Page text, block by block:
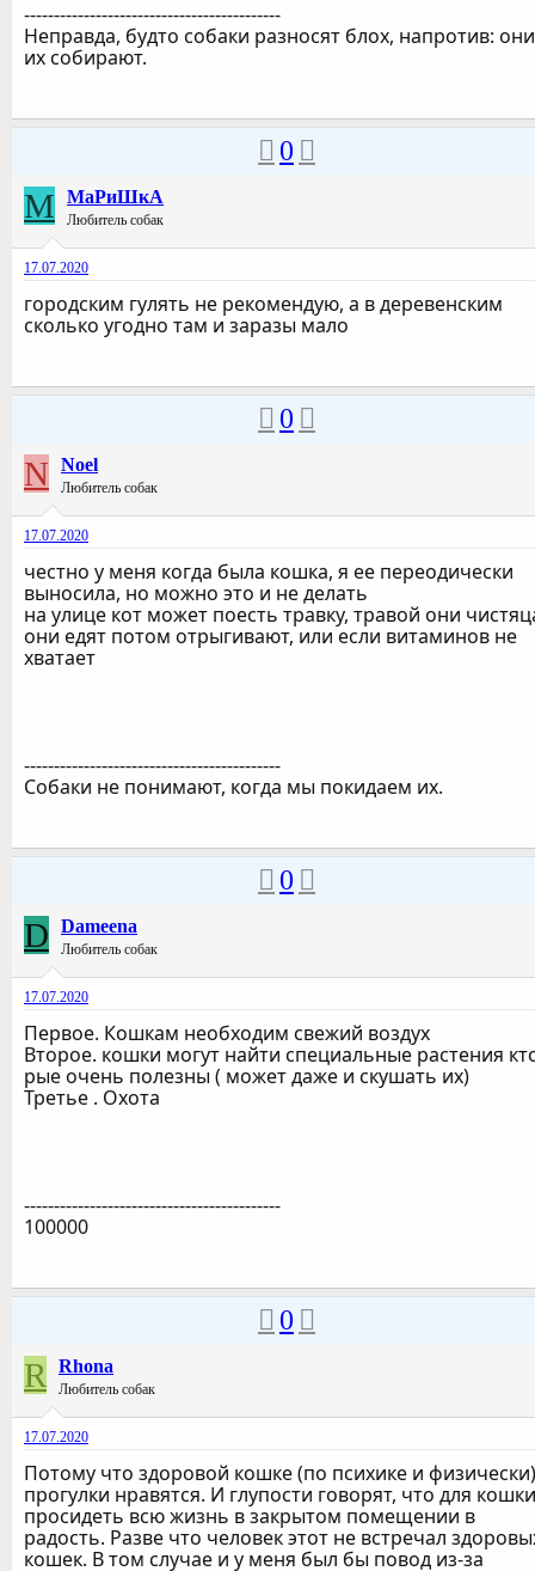
-------------------------------------------
Неправда, будто собаки разносят блох, напротив: они
их собирают.
0
М МаРиШкА
Любитель собак
17.07.2020
городским гулять не рекомендую, а в деревенским
сколько угодно там и заразы мало
0
N Noel
Любитель собак
17.07.2020
честно у меня когда была кошка, я ее переодически
выносила, но можно это и не делать
на улице кот может поесть травку, травой они
они едят потом отрыгивают, или если витаминов не
хватает
-------------------------------------------
Собаки не понимают, когда мы покидаем их.
0
D Dameena
Любитель собак
17.07.2020
Первое. Кошкам необходим свежий воздух
Второе. кошки могут найти специальные растения
рые очень полезны ( может даже и скушать их)
Третье . Охота
-------------------------------------------
100000
0
R Rhona
Любитель собак
17.07.2020
Потому что здоровой кошке (по психике и физически)
прогулки нравятся. И глупости говорят, что для кошки
просидеть всю жизнь в закрытом помещении в
радость. Разве что человек этот не встречал
кошек. В том случае и у меня был бы повод из-за